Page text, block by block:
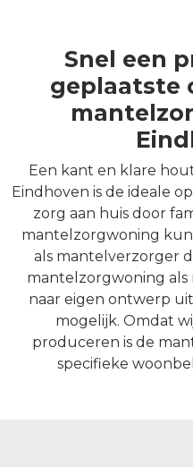
Snel een
geplaatste
Een kant en klare
Eindhoven is de ideale
zorg aan huis door
mantelzorgwoning
als mantelverzorger
mantelzorgwoning als
naar eigen ontwerp
mogelijk. Omdat
produceren is de
specifieke